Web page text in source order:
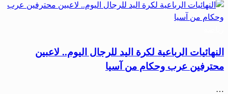
النهائيات الرباعية لكرة اليد للرجال اليوم.. لاعبين
محترفين عرب وحكام من آسيا
…